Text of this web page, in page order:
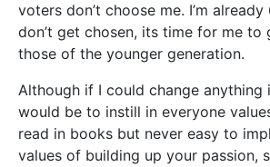
voters don’t choose me. I’m
don’t get chosen, its time for me
those of the younger generation.
Although if I could change anything
would be to instill in everyone
read in books but never easy to
values of building up your passion,